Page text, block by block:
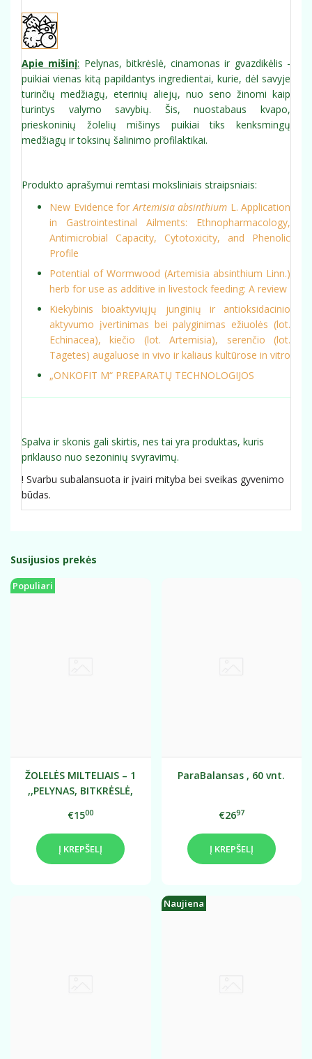
Apie mišinį: Pelynas, bitkrėslė, cinamonas ir gvazdikėlis -
puikiai vienas kitą papildantys ingredientai, kurie, dėl savyje
turinčių medžiagų, eterinių aliejų, nuo seno žinomi kaip
turintys valymo savybių. Šis, nuostabaus kvapo,
prieskoninių žolelių mišinys puikiai tiks kenksmingų
medžiagų ir toksinų šalinimo profilaktikai.
Produkto aprašymui remtasi moksliniais straipsniais:
New Evidence forArtemisia absinthium L. Application
in Gastrointestinal Ailments: Ethnopharmacology,
Antimicrobial Capacity, Cytotoxicity, and Phenolic
Profile
Potential of Wormwood (Artemisia absinthium Linn.)
herb for use as additive in livestock feeding: A review
Kiekybinis bioaktyviųjų junginių ir antioksidacinio
aktyvumo įvertinimas bei palyginimas ežiuolės (lot.
Echinacea), kiečio (lot. Artemisia), serenčio (lot.
Tagetes) augaluose in vivo ir kaliaus kultūrose in vitro
„ONKOFIT M“ PREPARATŲ TECHNOLOGIJOS
Spalva ir skonis gali skirtis, nes tai yra produktas, kuris
priklauso nuo sezoninių svyravimų.
! Svarbu subalansuota ir įvairi mityba bei sveikas gyvenimo
būdas.
Susijusios prekės
Populiari
ŽOLELĖS MILTELIAIS – 1
,,PELYNAS, BITKRĖSLĖ,
€1500
Į KREPŠELĮ
ParaBalansas , 60 vnt.
€2697
Į KREPŠELĮ
Naujiena